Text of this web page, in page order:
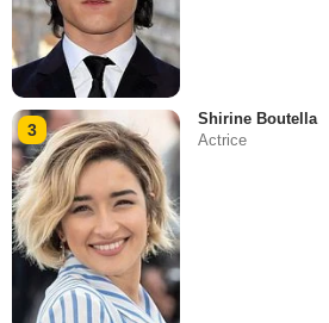
3
Shirine Boutella
Actrice